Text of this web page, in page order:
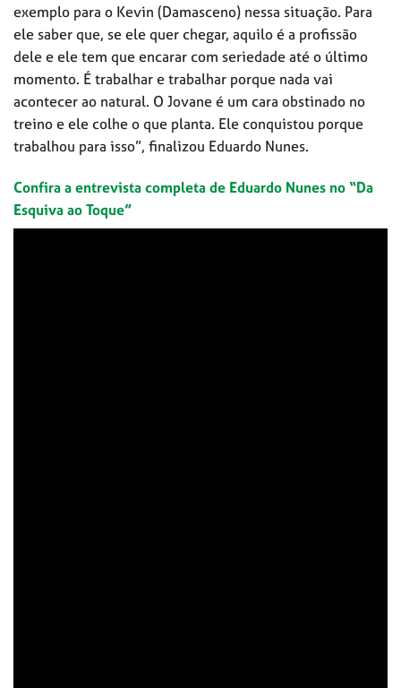
exemplo para o Kevin (Damasceno) nessa situação. Para
ele saber que, se ele quer chegar, aquilo é a profissão
dele e ele tem que encarar com seriedade até o último
momento. É trabalhar e trabalhar porque nada vai
acontecer ao natural. O Jovane é um cara obstinado no
treino e ele colhe o que planta. Ele conquistou porque
trabalhou para isso”, finalizou Eduardo Nunes.
Confira a entrevista completa de Eduardo Nunes no “Da
Esquiva ao Toque”